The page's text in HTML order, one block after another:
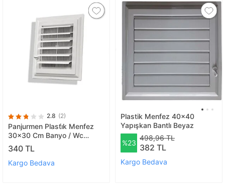
2.8 (2)
Panjurmen Plasti̇k Menfez
30x30 Cm Banyo / Wc
Havalandirma Menfez
340 TL
Kargo Bedava
Plastik Menfez 40x40
Yapışkan Bantlı Beyaz
%23
498,96 TL
382 TL
Kargo Bedava